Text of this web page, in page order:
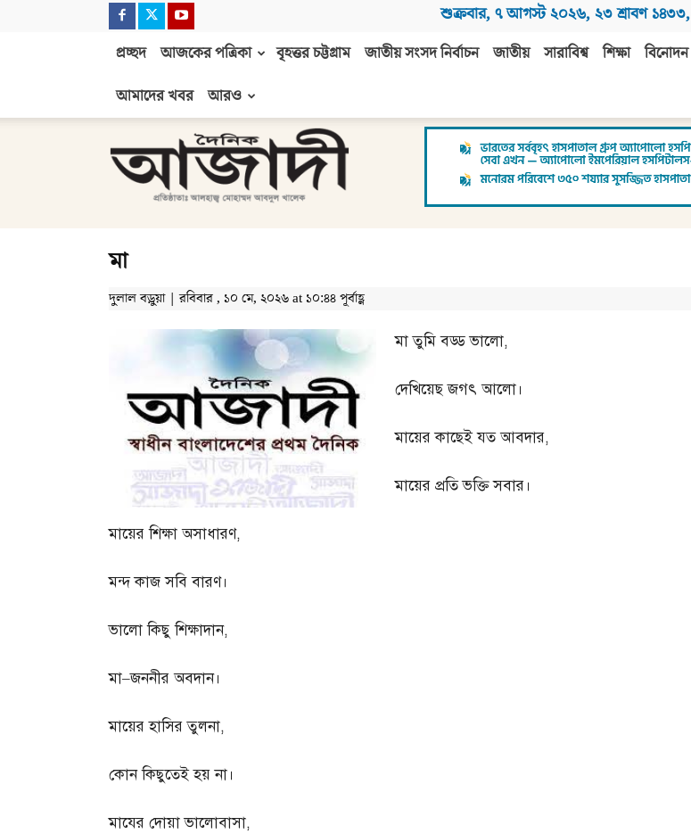
শুক্রবার, ৭ আগস্ট ২০২৬, ২৩ শ্রাবণ ১৪৩৩,
প্রচ্ছদ আজকের পত্রিকা বৃহত্তর চট্টগ্রাম জাতীয় সংসদ নির্বাচন জাতীয় সারাবিশ্ব শিক্ষা বিনোদন
আমাদের খবর
আরও
আজাদী
মা
দুলাল বড়ুয়া | রবিবার , ১০ মে, ২০২৬ at ১০:৪৪ পূর্বাহ্ণ
মা তুমি বড্ড ভালো,
দেখিয়েছ জগৎ আলো।
মায়ের কাছেই যত আবদার,
মায়ের প্রতি ভক্তি সবার।
মায়ের শিক্ষা অসাধারণ,
মন্দ কাজ সবি বারণ।
ভালো কিছু শিক্ষাদান,
মা–জননীর অবদান।
মায়ের হাসির তুলনা,
কোন কিছুতেই হয় না।
মাযের দোয়া ভালোবাসা,